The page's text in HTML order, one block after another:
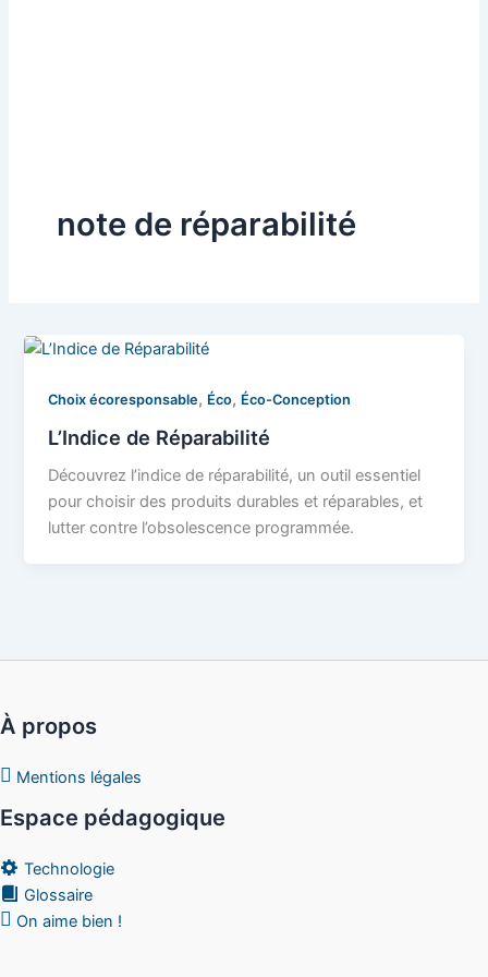
note de réparabilité
Choix écoresponsable, Éco, Éco-Conception
L’Indice de Réparabilité
Découvrez l’indice de réparabilité, un outil essentiel
pour choisir des produits durables et réparables, et
lutter contre l’obsolescence programmée.
À propos
Mentions légales
Espace pédagogique
Technologie
Glossaire
On aime bien !